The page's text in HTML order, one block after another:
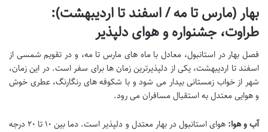
بهار (مارس تا مه / اسفند تا اردیبهشت):
طراوت، جشنواره و هوای دلپذیر
فصل بهار در استانبول، معادل با ماه های مارس تا مه، و در تقویم شمسی از
اسفند تا اردیبهشت، یکی از دلپذیرترین زمان ها برای سفر است. در این زمان،
شهر از خواب زمستانی بیدار می شود و با شکوفه های رنگارنگ، عطری خوش
و هوایی معتدل به استقبال مسافران می رود.
آب و هوا:
هوای استانبول در بهار معتدل و دلپذیر است. دما بین ۱۰ تا ۲۰ درجه